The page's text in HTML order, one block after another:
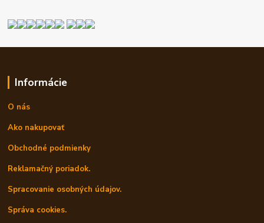
Informácie
O nás
Ako nakupovať
Obchodné podmienky
Reklamačný poriadok.
Spracovanie osobných údajov.
Správa cookies.